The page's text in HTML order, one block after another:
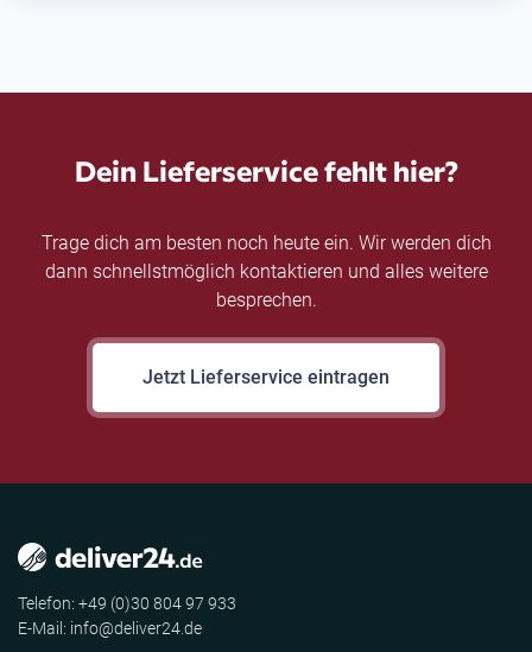
Dein Lieferservice fehlt hier?
Trage dich am besten noch heute ein. Wir werden dich
dann schnellstmöglich kontaktieren und alles weitere
besprechen.
Jetzt Lieferservice eintragen
Telefon: +49 (0)30 804 97 933
E-Mail: info@deliver24.de